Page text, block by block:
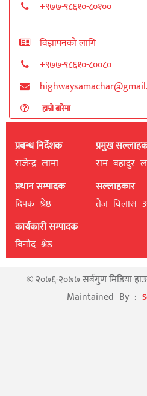
+९७७-९८६१०-८०१००
विज्ञापनको लागि
+९७७-९८६१०-८००८०
हाम्रो बारेमा
प्रबन्ध निर्देशक
राजेन्द्र लामा
प्रधान सम्पादक
दिपक श्रेष्ठ
कार्यकारी सम्पादक
बिनाेद श्रेष्ठ
प्रमुख
राम बहादुर
सल्लाहकार
तेज विलास
© २०७६-२०७७ सर्बगुण मिडिया
Maintained By :